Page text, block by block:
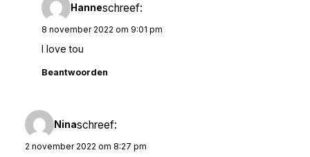
Hanneschreef:
8 november 2022 om 9:01 pm
I love tou
Beantwoorden
Ninaschreef:
2 november 2022 om 8:27 pm